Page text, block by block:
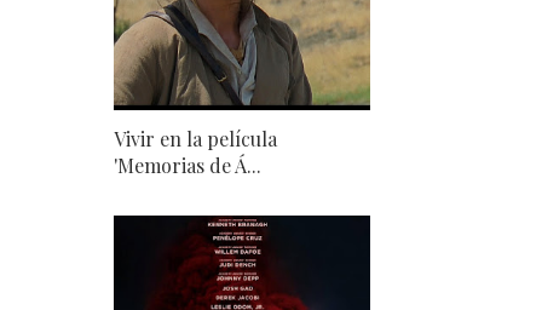
Vivir en la película
'Memorias de Á...